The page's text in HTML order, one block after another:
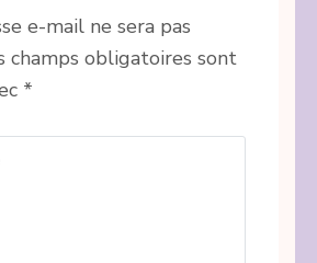
e-mail ne sera pas
champs obligatoires sont
*